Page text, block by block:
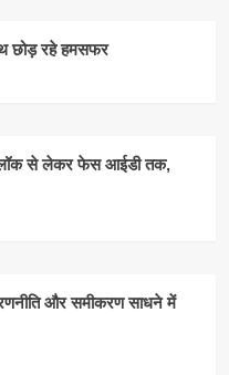
छोड़ रहे हमसफर
लॉक से लेकर फेस आईडी तक,
और समीकरण साधने में